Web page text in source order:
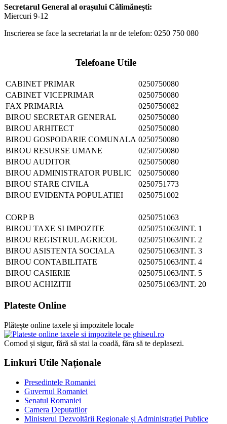
Secretarul General al orașului Călimănești:
Miercuri 9-12
Inscrierea se face la secretariat la nr de telefon: 0250 750 080
Telefoane Utile
CABINET PRIMAR
0250750080
CABINET VICEPRIMAR
0250750080
FAX PRIMARIA
0250750082
BIROU SECRETAR GENERAL
0250750080
BIROU ARHITECT
0250750080
BIROU GOSPODARIE COMUNALA 0250750080
BIROU RESURSE UMANE
0250750080
BIROU AUDITOR
0250750080
BIROU ADMINISTRATOR PUBLIC
0250750080
BIROU STARE CIVILA
0250751773
BIROU EVIDENTA POPULATIEI
0250751002
CORP B
0250751063
BIROU TAXE SI IMPOZITE
0250751063/INT. 1
BIROU REGISTRUL AGRICOL
0250751063/INT. 2
BIROU ASISTENTA SOCIALA
0250751063/INT. 3
BIROU CONTABILITATE
0250751063/INT. 4
BIROU CASIERIE
0250751063/INT. 5
BIROU ACHIZITII
0250751063/INT. 20
Plateste Online
Plătește online taxele și impozitele locale
Comod și sigur, fără să stai la coadă, făra să te deplasezi.
Linkuri Utile Naționale
Presedintele Romaniei
Guvernul Romaniei
Senatul Romaniei
Camera Deputatilor
Ministerul Dezvoltării Regionale și Administrației Publice